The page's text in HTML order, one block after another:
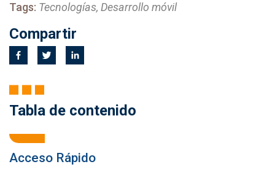
Tags: Tecnologías, Desarrollo móvil
Compartir
Tabla de contenido
Acceso Rápido